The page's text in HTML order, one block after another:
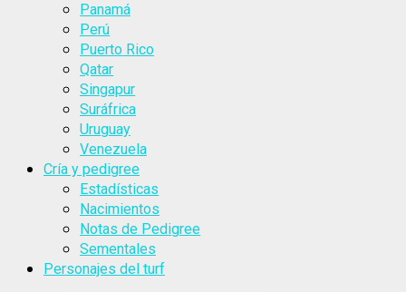
Panamá
Perú
Puerto Rico
Qatar
Singapur
Suráfrica
Uruguay
Venezuela
Cría y pedigree
Estadísticas
Nacimientos
Notas de Pedigree
Sementales
Personajes del turf